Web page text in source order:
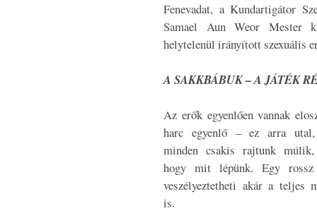
Fenevadat, a Kundartigátor
Samael Aun Weor Mester
helytelenül irányított szexuális
A SAKKBÁBUK – A JÁTÉK
Az erők egyenlően vannak
harc egyenlő – ez arra
minden csakis rajtunk múlik,
hogy mit lépünk. Egy rossz
veszélyeztetheti akár a teljes
is.